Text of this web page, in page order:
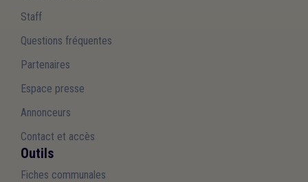
Staff
Questions fréquentes
Partenaires
Espace presse
Annonceurs
Contact et accès
Outils
Fiches communales